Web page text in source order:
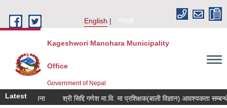
English
नेपाली
Kageshwori Manohara Municipality
Office
Government of Nepal
Latest
सूचना श्री सिद्दि गणेश मा.वि. मा प्रशिक्षक(बाली विज्ञान) आवश्यकता सम्बन्धी